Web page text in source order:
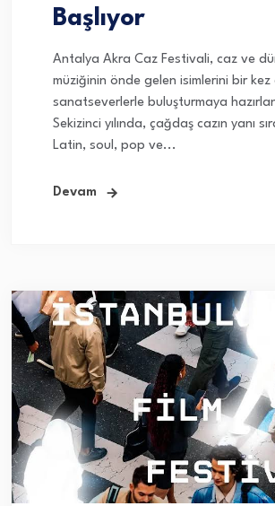
Başlıyor
Antalya Akra Caz Festivali, caz ve
müziğinin önde gelen isimlerini bir kez
sanatseverlerle buluşturmaya
Sekizinci yılında, çağdaş cazın yanı
Latin, soul, pop ve...
Devam